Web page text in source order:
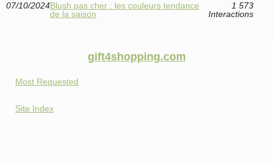
07/10/2024Blush pas cher : les couleurs tendance
de la saison
1 573
Interactions
gift4shopping.com
Most Requested
Site Index